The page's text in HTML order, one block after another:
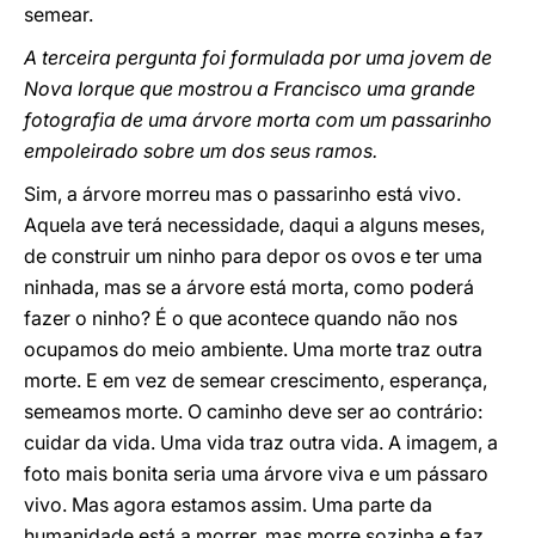
semear.
A terceira pergunta foi formulada por uma jovem de
Nova Iorque que mostrou a Francisco uma grande
fotografia de uma árvore morta com um passarinho
empoleirado sobre um dos seus ramos.
Sim, a árvore morreu mas o passarinho está vivo.
Aquela ave terá necessidade, daqui a alguns meses,
de construir um ninho para depor os ovos e ter uma
ninhada, mas se a árvore está morta, como poderá
fazer o ninho? É o que acontece quando não nos
ocupamos do meio ambiente. Uma morte traz outra
morte. E em vez de semear crescimento, esperança,
semeamos morte. O caminho deve ser ao contrário:
cuidar da vida. Uma vida traz outra vida. A imagem, a
foto mais bonita seria uma árvore viva e um pássaro
vivo. Mas agora estamos assim. Uma parte da